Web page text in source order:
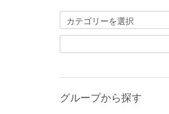
グループから探す